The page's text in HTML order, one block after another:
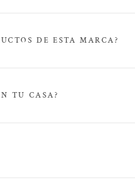
DE ESTA MARCA?
TU CASA?